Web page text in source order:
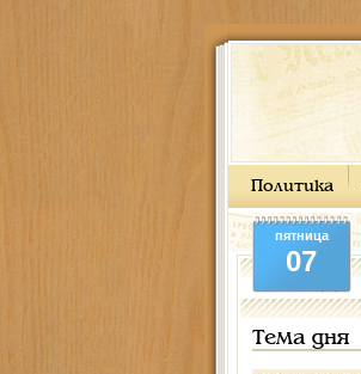
Политика
пятница
07
Тема дня